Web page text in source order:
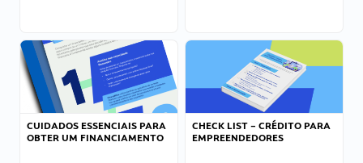
CUIDADOS ESSENCIAIS PARA
OBTER UM FINANCIAMENTO
CHECK LIST – CRÉDITO PARA
EMPREENDEDORES